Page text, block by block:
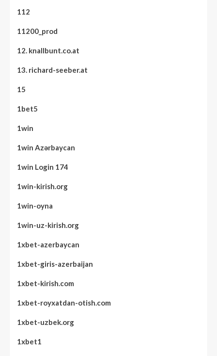
112
11200_prod
12. knallbunt.co.at
13. richard-seeber.at
15
1bet5
1win
1win Azərbaycan
1win Login 174
1win-kirish.org
1win-oyna
1win-uz-kirish.org
1xbet-azerbaycan
1xbet-giris-azerbaijan
1xbet-kirish.com
1xbet-royxatdan-otish.com
1xbet-uzbek.org
1xbet1